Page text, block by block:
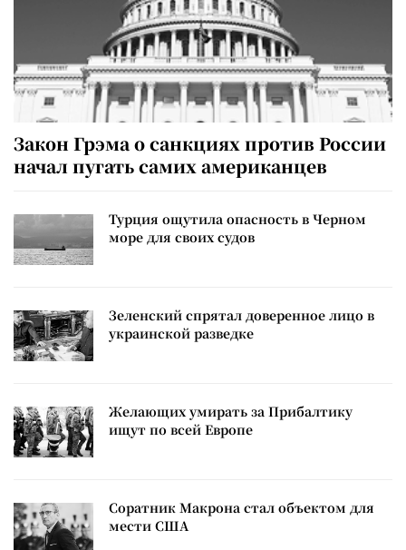
Закон Грэма о санкциях против России
начал пугать самих американцев
Турция ощутила опасность в Черном
море для своих судов
Зеленский спрятал доверенное лицо в
украинской разведке
Желающих умирать за Прибалтику
ищут по всей Европе
Соратник Макрона стал объектом для
мести США